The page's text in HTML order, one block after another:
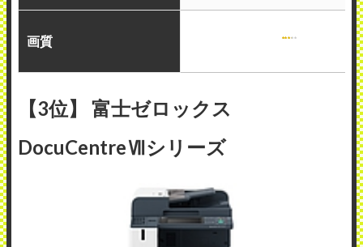
画質
【3位】 富士ゼロックス
DocuCentreⅦシリーズ